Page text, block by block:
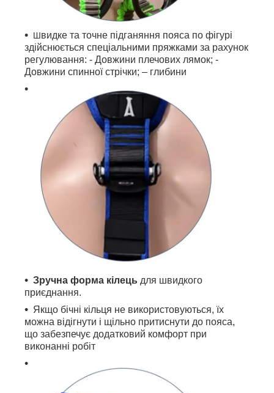
Швидке та точне підганяння пояса по фігурі
здійснюється спеціальними пряжками за рахунок
регулювання: - Довжини плечових лямок; -
Довжини спинної стрічки; – глибини
Зручна форма кілець для швидкого
приєднання.
Якщо бічні кільця не використовуються, їх
можна відігнути і щільно притиснути до пояса,
що забезпечує додатковий комфорт при
виконанні робіт